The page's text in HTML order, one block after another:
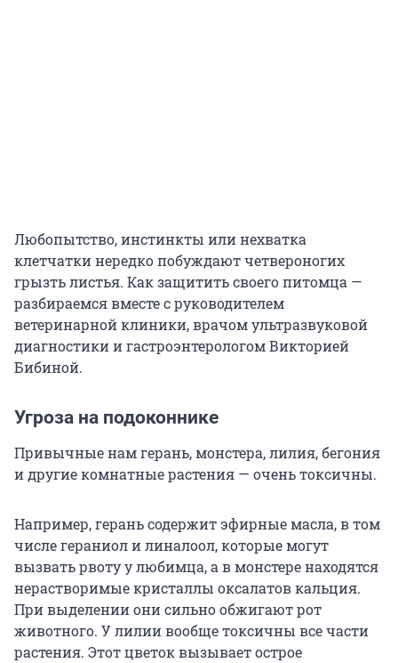
Любопытство, инстинкты или нехватка
клетчатки нередко побуждают четвероногих
грызть листья. Как защитить своего питомца —
разбираемся вместе с руководителем
ветеринарной клиники, врачом ультразвуковой
диагностики и гастроэнтерологом Викторией
Бибиной.
Угроза на подоконнике
Привычные нам герань, монстера, лилия, бегония
и другие комнатные растения — очень токсичны.
Например, герань содержит эфирные масла, в том
числе гераниол и линалоол, которые могут
вызвать рвоту у любимца, а в монстере находятся
нерастворимые кристаллы оксалатов кальция.
При выделении они сильно обжигают рот
животного. У лилии вообще токсичны все части
растения. Этот цветок вызывает острое